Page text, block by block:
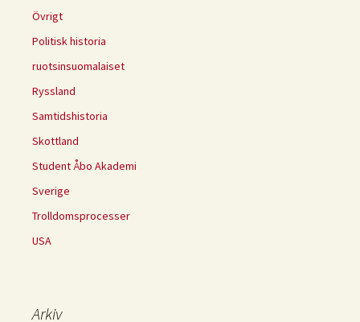
Övrigt
Politisk historia
ruotsinsuomalaiset
Ryssland
Samtidshistoria
Skottland
Student Åbo Akademi
Sverige
Trolldomsprocesser
USA
Arkiv